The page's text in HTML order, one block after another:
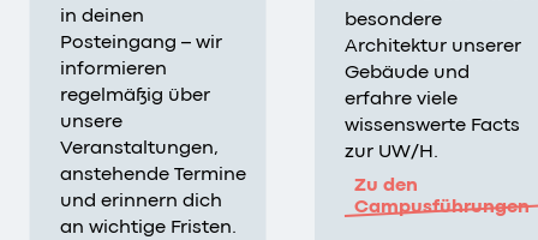
in deinen
Posteingang – wir
informieren
regelmäßig über
unsere
Veranstaltungen,
anstehende Termine
und erinnern dich
an wichtige Fristen.
besondere
Architektur unserer
Gebäude und
erfahre viele
wissenswerte Facts
zur UW/H.
Zu den
Campusführungen